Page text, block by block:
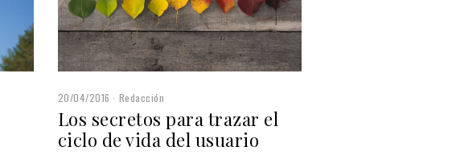
20/04/2016 Redacción
Los secretos para trazar el
ciclo de vida del usuario